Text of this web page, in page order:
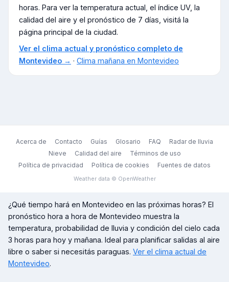
horas. Para ver la temperatura actual, el índice UV, la
calidad del aire y el pronóstico de 7 días, visitá la
página principal de la ciudad.
Ver el clima actual y pronóstico completo de
Montevideo → · Clima mañana en Montevideo
Acerca de Contacto Guías Glosario FAQ
Radar de lluvia
Nieve
Calidad del aire
Términos de uso
Política de privacidad
Política de cookies Fuentes de datos
Weather data © OpenWeather
¿Qué tiempo hará en Montevideo en las próximas horas? El
pronóstico hora a hora de Montevideo muestra la
temperatura, probabilidad de lluvia y condición del cielo cada
3 horas para hoy y mañana. Ideal para planificar salidas al aire
libre o saber si necesitás paraguas. Ver el clima actual de
Montevideo.